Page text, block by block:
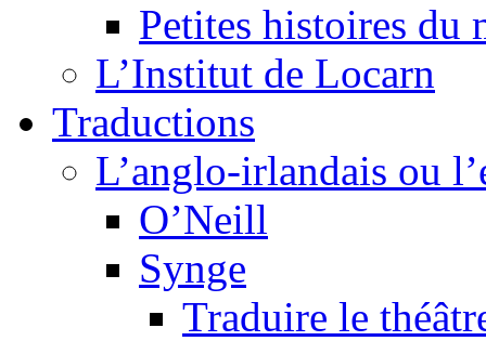
Petites histoires du
L’Institut de Locarn
Traductions
L’anglo-irlandais ou
O’Neill
Synge
Traduire le